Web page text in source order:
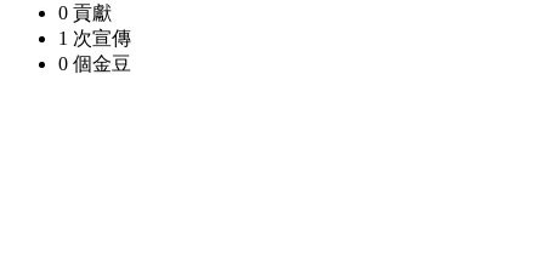
0 貢獻
1 次宣傳
0 個金豆